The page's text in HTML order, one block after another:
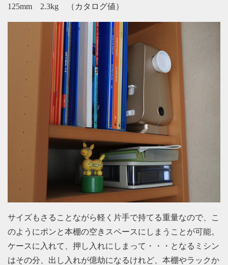
125mm 2.3kg （カタログ値）
サイズもさることながら軽く片手で持てる重量なので、こ
のようにポンと本棚の空きスペースにしまうことが可能。
ケースに入れて、押し入れにしまって・・・となるミシン
はその分、出し入れが億劫になるけれど、本棚やラックか